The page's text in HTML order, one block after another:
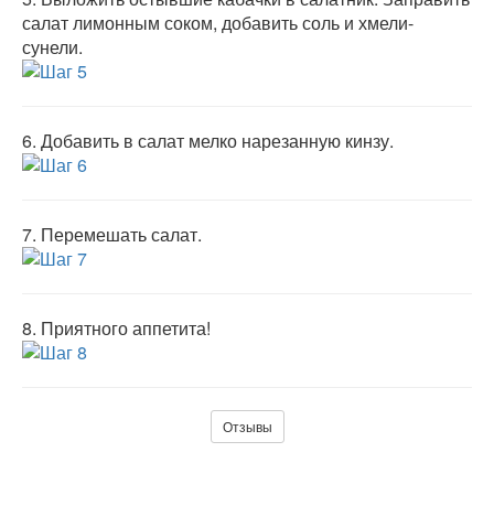
салат лимонным соком, добавить соль и хмели-
сунели.
6. Добавить в салат мелко нарезанную кинзу.
7. Перемешать салат.
8. Приятного аппетита!
Отзывы